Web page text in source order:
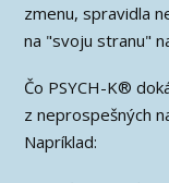
zmenu, spravidla
na "svoju stranu"
Čo PSYCH-K®
z neprospešných
Napríklad: